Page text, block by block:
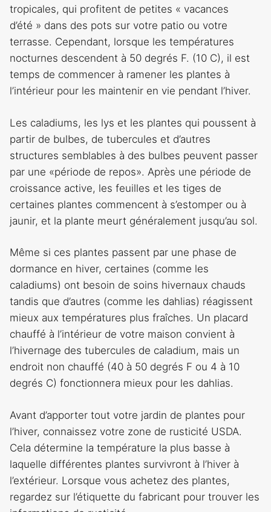
tropicales, qui profitent de petites « vacances
d’été » dans des pots sur votre patio ou votre
terrasse. Cependant, lorsque les températures
nocturnes descendent à 50 degrés F. (10 C), il est
temps de commencer à ramener les plantes à
l’intérieur pour les maintenir en vie pendant l’hiver.
Les caladiums, les lys et les plantes qui poussent à
partir de bulbes, de tubercules et d’autres
structures semblables à des bulbes peuvent passer
par une «période de repos». Après une période de
croissance active, les feuilles et les tiges de
certaines plantes commencent à s’estomper ou à
jaunir, et la plante meurt généralement jusqu’au sol.
Même si ces plantes passent par une phase de
dormance en hiver, certaines (comme les
caladiums) ont besoin de soins hivernaux chauds
tandis que d’autres (comme les dahlias) réagissent
mieux aux températures plus fraîches. Un placard
chauffé à l’intérieur de votre maison convient à
l’hivernage des tubercules de caladium, mais un
endroit non chauffé (40 à 50 degrés F ou 4 à 10
degrés C) fonctionnera mieux pour les dahlias.
Avant d’apporter tout votre jardin de plantes pour
l’hiver, connaissez votre zone de rusticité USDA.
Cela détermine la température la plus basse à
laquelle différentes plantes survivront à l’hiver à
l’extérieur. Lorsque vous achetez des plantes,
regardez sur l’étiquette du fabricant pour trouver les